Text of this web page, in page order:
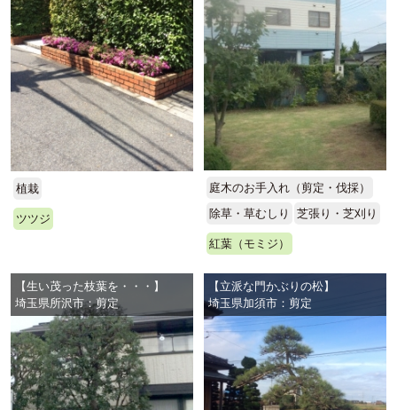
植栽
ツツジ
庭木のお手入れ（剪定・伐採）
除草・草むしり
芝張り・芝刈り
紅葉（モミジ）
【生い茂った枝葉を・・・】
埼玉県所沢市：剪定
【立派な門かぶりの松】
埼玉県加須市：剪定